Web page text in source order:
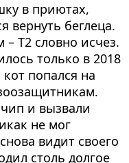
в приютах,
вернуть беглеца.
Т2 словно исчез.
только в 2018
попался на
и вызвали
не мог
видит своего
столь долгое